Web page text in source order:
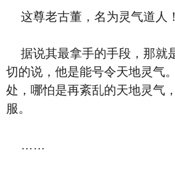
这尊老古董，名为灵气道人！
据说其最拿手的手段，那就
切的说，他是能号令天地灵气
处，哪怕是再紊乱的天地灵气
服。
……